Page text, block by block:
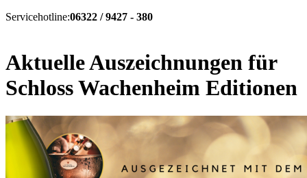
Servicehotline:06322 / 9427 - 380
Aktuelle Auszeichnungen für
Schloss Wachenheim Editionen